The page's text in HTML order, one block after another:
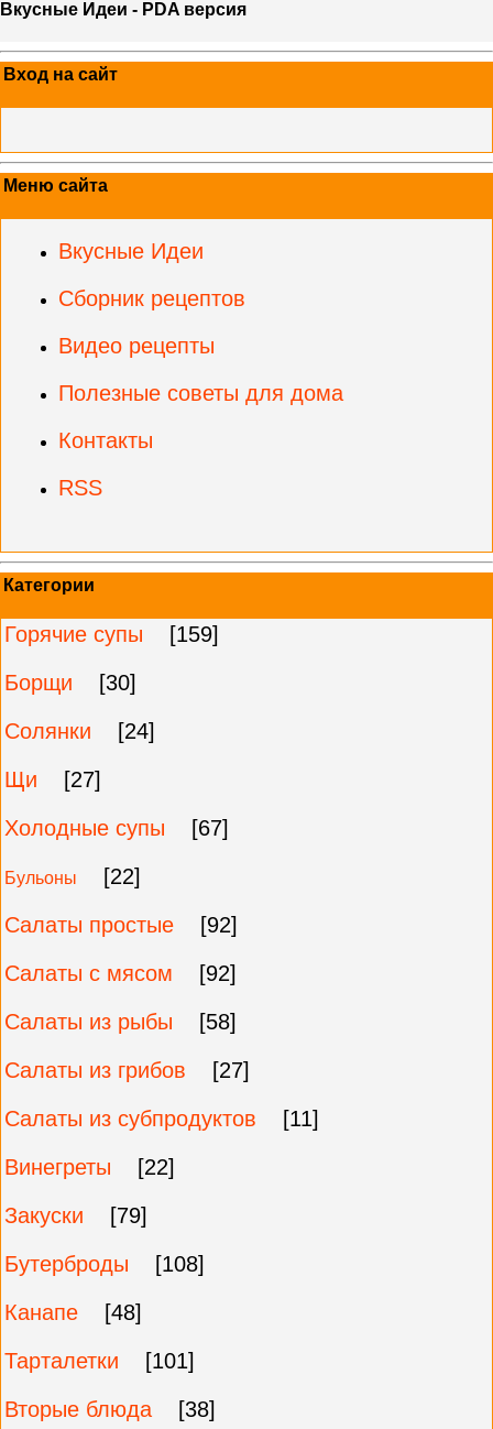
Вкусные Идеи - PDA версия
Вход на сайт
Меню сайта
Вкусные Идеи
Сборник рецептов
Видео рецепты
Полезные советы для дома
Контакты
RSS
Категории
Горячие супы
[159]
Борщи
[30]
Солянки
[24]
Щи
[27]
Холодные супы
[67]
Бульоны
[22]
Салаты простые
[92]
Салаты с мясом
[92]
Салаты из рыбы
[58]
Салаты из грибов
[27]
Салаты из субпродуктов
[11]
Винегреты
[22]
Закуски
[79]
Бутерброды
[108]
Канапе
[48]
Тарталетки
[101]
Вторые блюда
[38]